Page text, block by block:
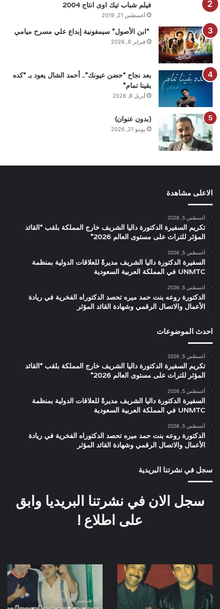
فيلم شباب تيك اوى انتاج 2004
أغسطس 21, 2019
“ابن الأصول” سيمفونية إبداع علي مسرح ميامي
فبراير 6, 2026
بعد نجاح “حضن عيونك”.. أحمد الشال يعود بـ “كده
بقينا تمام”
أبريل 8, 2026
(بدون عنوان)
يونيو 21, 2026
الاعلى مشاهدة
أغسطس 5, 2026
تكريم السفيرة الدكتورة داليا الشريف خارج المملكة بلقب “القائد
المؤثر للتراث على مستوى العالم 2026”
أغسطس 5, 2026
السفيرة الدكتورة داليا الشريف مديرةً للعلاقات الدولية بمنظمة
UNMTC في المملكة العربية السعودية
أغسطس 5, 2026
الدكتورة روعه بنت حمد ميره تحصد الدكتوراه الفخرية في ريادة
الأعمال والاتصال الرقمي وشهادة القائد المؤثر
احدث الموضوعات
أغسطس 5, 2026
تكريم السفيرة الدكتورة داليا الشريف خارج المملكة بلقب “القائد
المؤثر للتراث على مستوى العالم 2026”
أغسطس 5, 2026
السفيرة الدكتورة داليا الشريف مديرةً للعلاقات الدولية بمنظمة
UNMTC في المملكة العربية السعودية
أغسطس 5, 2026
الدكتورة روعه بنت حمد ميره تحصد الدكتوراه الفخرية في ريادة
الأعمال والاتصال الرقمي وشهادة القائد المؤثر
سجل في نشرتنا البريدية
سجل الان في نشرتنا البريديا وابق
على اطلاع !
دياب
خالد
بوستر
فيلم
صعيدى
فى سبتمبر 29, 2019